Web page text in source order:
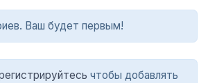
Ваш будет первым!
чтобы добавлять